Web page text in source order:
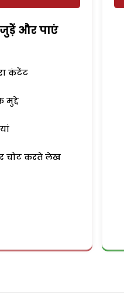
और पाएं
कंटेंट
मुद्दे
चोट करते लेख